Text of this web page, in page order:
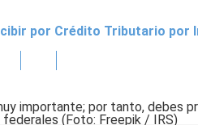
por Crédito Tributario por